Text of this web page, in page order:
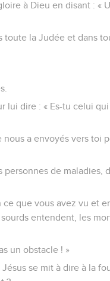
à Dieu en disant : «
toute la Judée et dans
lui dire : « Es-tu celui
a envoyés vers toi
de maladies,
que vous avez vu et
entendent, les
un obstacle ! »
se mit à dire à la